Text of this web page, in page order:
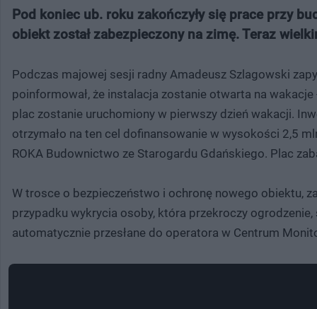
Pod koniec ub. roku zakończyły się prace przy
obiekt został zabezpieczony na zimę. Teraz
Podczas majowej sesji radny Amadeusz Szlagowski
poinformował, że instalacja zostanie otwarta na
plac zostanie uruchomiony w pierwszy dzień wakacji.
otrzymało na ten cel dofinansowanie w wysokości 2,5
ROKA Budownictwo ze Starogardu Gdańskiego. Plac
W trosce o bezpieczeństwo i ochronę nowego obiektu,
przypadku wykrycia osoby, która przekroczy
automatycznie przesłane do operatora w Centrum